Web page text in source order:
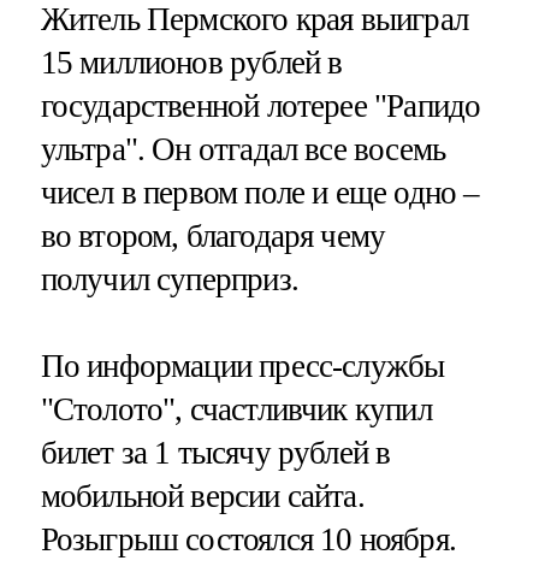
Житель Пермского края выиграл
15 миллионов рублей в
государственной лотерее "Рапидо
ультра". Он отгадал все восемь
чисел в первом поле и еще одно –
во втором, благодаря чему
получил суперприз.
По информации пресс-службы
"Столото", счастливчик купил
билет за 1 тысячу рублей в
мобильной версии сайта.
Розыгрыш состоялся 10 ноября.